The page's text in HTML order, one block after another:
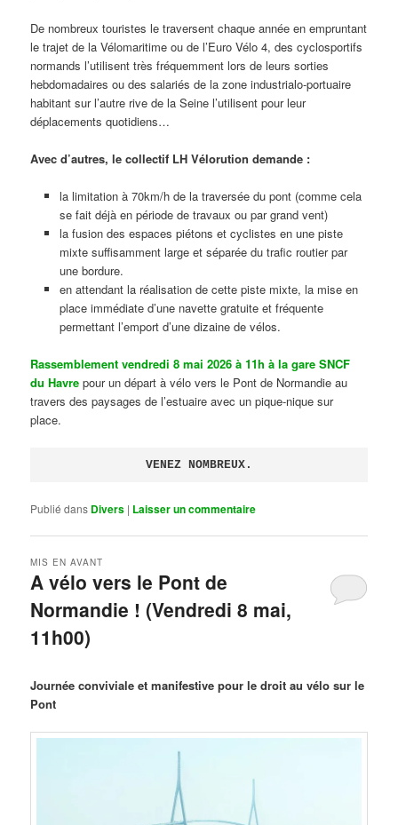
De nombreux touristes le traversent chaque année en empruntant
le trajet de la Vélomaritime ou de l’Euro Vélo 4, des cyclosportifs
normands l’utilisent très fréquemment lors de leurs sorties
hebdomadaires ou des salariés de la zone industrialo-portuaire
habitant sur l’autre rive de la Seine l’utilisent pour leur
déplacements quotidiens…
Avec d’autres, le collectif LH Vélorution demande :
la limitation à 70km/h de la traversée du pont (comme cela
se fait déjà en période de travaux ou par grand vent)
la fusion des espaces piétons et cyclistes en une piste
mixte suffisamment large et séparée du trafic routier par
une bordure.
en attendant la réalisation de cette piste mixte, la mise en
place immédiate d’une navette gratuite et fréquente
permettant l’emport d’une dizaine de vélos.
Rassemblement vendredi 8 mai 2026 à 11h à la gare SNCF
du Havre pour un départ à vélo vers le Pont de Normandie au
travers des paysages de l’estuaire avec un pique-nique sur
place.
VENEZ NOMBREUX.
Publié dans Divers | Laisser un commentaire
A vélo vers le Pont de
Normandie ! (Vendredi 8 mai,
11h00)
MIS EN AVANT
Journée conviviale et manifestive pour le droit au vélo sur le
Pont